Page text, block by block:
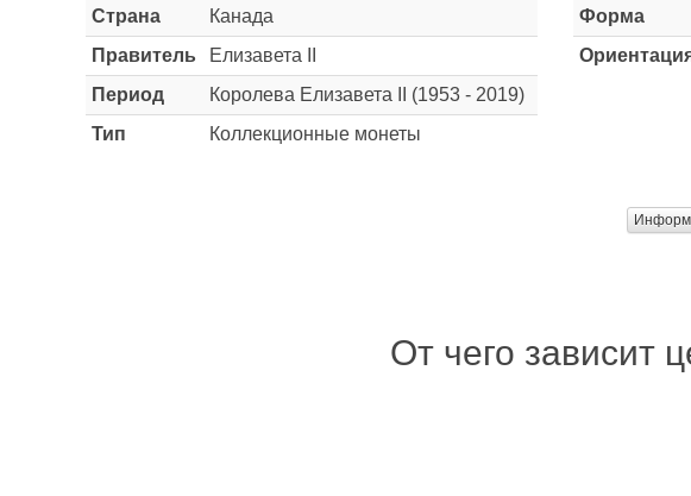
Страна
Канада
Правитель
Елизавета II
Период
Королева Елизавета II (1953 - 2019)
Тип
Коллекционные монеты
Форма
От чего зависит